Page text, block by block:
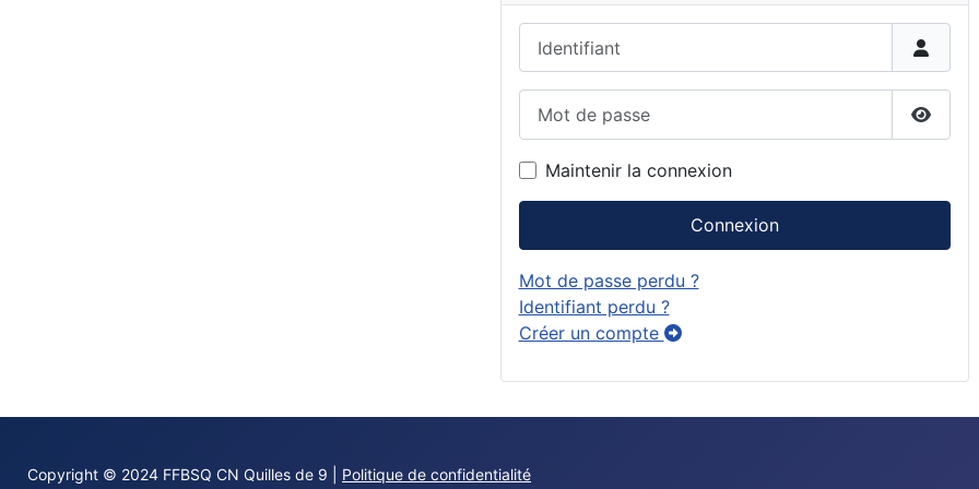
Maintenir la connexion
Connexion
Mot de passe perdu ?
Identifiant perdu ?
Créer un compte
Copyright © 2024 FFBSQ CN Quilles de 9 | Politique de confidentialité